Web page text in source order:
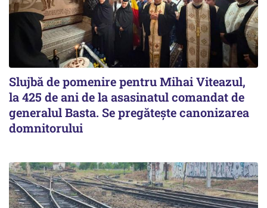
Slujbă de pomenire pentru Mihai Viteazul,
la 425 de ani de la asasinatul comandat de
generalul Basta. Se pregătește canonizarea
domnitorului